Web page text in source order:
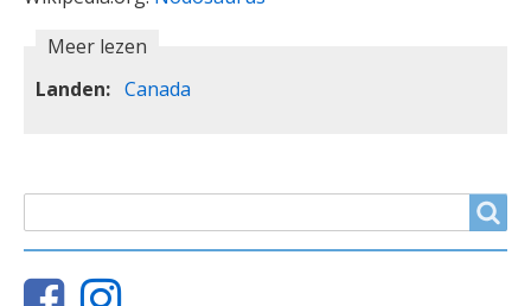
Meer lezen
Landen
Canada